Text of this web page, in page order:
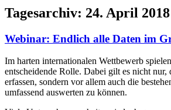
Tagesarchiv: 24. April 2018
Webinar: Endlich alle Daten im
Im harten internationalen Wettbewerb
entscheidende Rolle. Dabei gilt es nicht nur,
erfassen, sondern vor allem auch die
umfassend auswerten zu können.